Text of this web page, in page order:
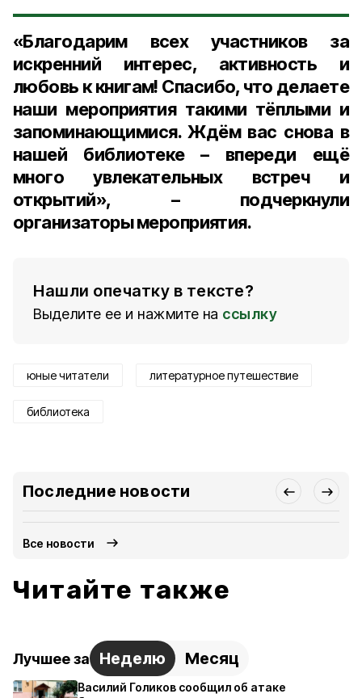
«Благодарим всех участников за
искренний интерес, активность и
любовь к книгам! Спасибо, что делаете
наши мероприятия такими тёплыми и
запоминающимися. Ждём вас снова в
нашей библиотеке – впереди ещё
много увлекательных встреч и
открытий», – подчеркнули
организаторы мероприятия.
Нашли опечатку в тексте?
Выделите ее и нажмите на ссылку
юные читатели литературное путешествие
библиотека
Последние новости
Все новости
Читайте также
Лучшее за Неделю Месяц
Василий Голиков сообщил об атаке